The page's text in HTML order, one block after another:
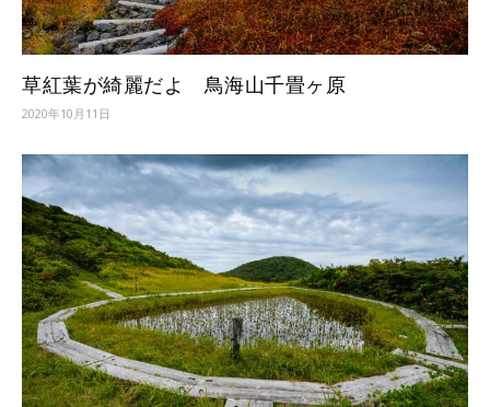
草紅葉が綺麗だよ 鳥海山千畳ヶ原
2020年10月11日